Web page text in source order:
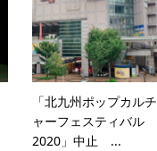
「北九州ポップカルチ
ャーフェスティバル
2020」中止 ...